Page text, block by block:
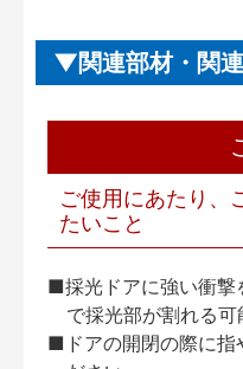
関連部材・関
ご使用にあたり、
たいこと
■採光ドアに強い衝撃
で採光部が割れる可
■ドアの開閉の際に指